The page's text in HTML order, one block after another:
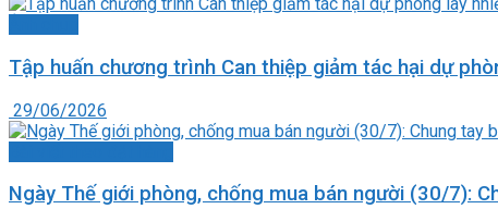
Tập huấn chương trình Can thiệp giảm tác hại dự
29/06/2026
Ngày Thế giới phòng, chống mua bán người (30/7):